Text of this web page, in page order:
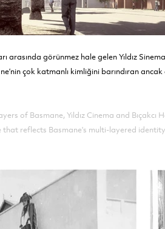
görünmez hale gelen Yıldız
çok katmanlı kimliğini barındıran
of Basmane, Yıldız Cinema and
reflects Basmane's multi-layered